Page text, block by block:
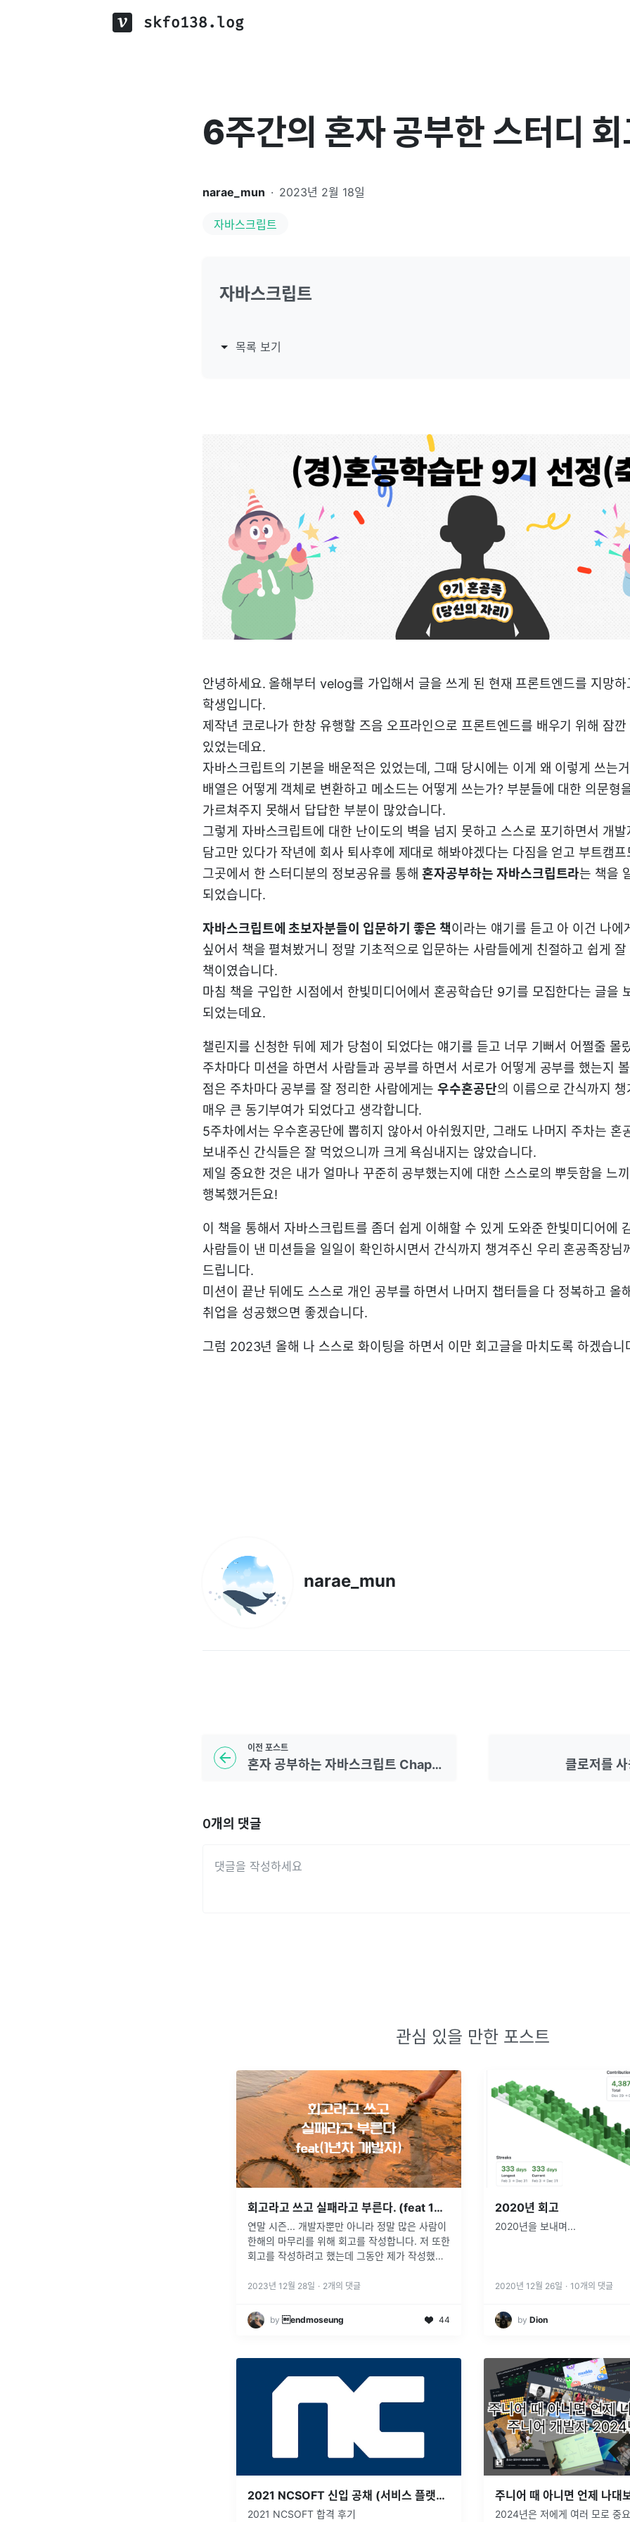
skfo138.log
6주간의 혼자 공부한 스터디 회
narae_mun · 2023년 2월 18일
자바스크립트
자바스크립트
목록 보기
안녕하세요. 올해부터 velog를 가입해서 글을 쓰게 된 현재 프론트엔드를 지망하
학생입니다.
제작년 코로나가 한창 유행할 즈음 오프라인으로 프론트엔드를 배우기 위해 잠깐
있었는데요.
자바스크립트의 기본을 배운적은 있었는데, 그때 당시에는 이게 왜 이렇게 쓰는
배열은 어떻게 객체로 변환하고 메소드는 어떻게 쓰는가? 부분들에 대한 의문형
가르쳐주지 못해서 답답한 부분이 많았습니다.
그렇게 자바스크립트에 대한 난이도의 벽을 넘지 못하고 스스로 포기하면서 개
담고만 있다가 작년에 회사 퇴사후에 제대로 해봐야겠다는 다짐을 얻고 부트캠프
그곳에서 한 스터디분의 정보공유를 통해혼자공부하는 자바스크립트라는 책을
되었습니다.
자바스크립트에 초보자분들이 입문하기 좋은 책이라는 얘기를 듣고 아 이건 나에
싶어서 책을 펼쳐봤거니 정말 기초적으로 입문하는 사람들에게 친절하고 쉽게
책이였습니다.
마침 책을 구입한 시점에서 한빛미디어에서 혼공학습단 9기를 모집한다는 글을
되었는데요.
챌린지를 신청한 뒤에 제가 당첨이 되었다는 얘기를 듣고 너무 기뻐서 어쩔줄 몰
주차마다 미션을 하면서 사람들과 공부를 하면서 서로가 어떻게 공부를 했는지
점은 주차마다 공부를 잘 정리한 사람에게는우수혼공단의 이름으로 간식까지
매우 큰 동기부여가 되었다고 생각합니다.
5주차에서는 우수혼공단에 뽑히지 않아서 아쉬웠지만, 그래도 나머지 주차는 혼
보내주신 간식들은 잘 먹었으니까 크게 욕심내지는 않았습니다.
제일 중요한 것은 내가 얼마나 꾸준히 공부했는지에 대한 스스로의 뿌듯함을 느
행복했거든요!
이 책을 통해서 자바스크립트를 좀더 쉽게 이해할 수 있게 도와준 한빛미디어에
사람들이 낸 미션들을 일일이 확인하시면서 간식까지 챙겨주신 우리 혼공족장님
드립니다.
미션이 끝난 뒤에도 스스로 개인 공부를 하면서 나머지 챕터들을 다 정복하고 올
취업을 성공했으면 좋겠습니다.
그럼 2023년 올해 나 스스로 화이팅을 하면서 이만 회고글을 마치도록 하겠습니
narae_mun
이전 포스트
혼자 공부하는 자바스크립트 Chapter 03 클로저를
0개의 댓글
관심 있을 만한 포스트
회고라고 쓰고 실패라고 부른다. (feat 1년차 개발자)
연말 시즌... 개발자뿐만 아니라 정말 많은 사람이
한해의 마무리를 위해 회고를 작성합니다. 저 또한
회고를 작성하려고 했는데 그동안 제가 작성했던
뭔가 특이한 회고를 만들고 싶었는데 제가 좋아하
2023년 12월 28일 · 2개의 댓글
by endmoseung 44
2020년 회고
2020년을 보내며...
2020년 12월 26일 · 10개의 댓글
by Dion
2021 NCSOFT 신입 공채 (서비스 플랫폼 개발) 합격 후기
2021 NCSOFT 합격 후기 2024년은 저에게 여러 모로 중